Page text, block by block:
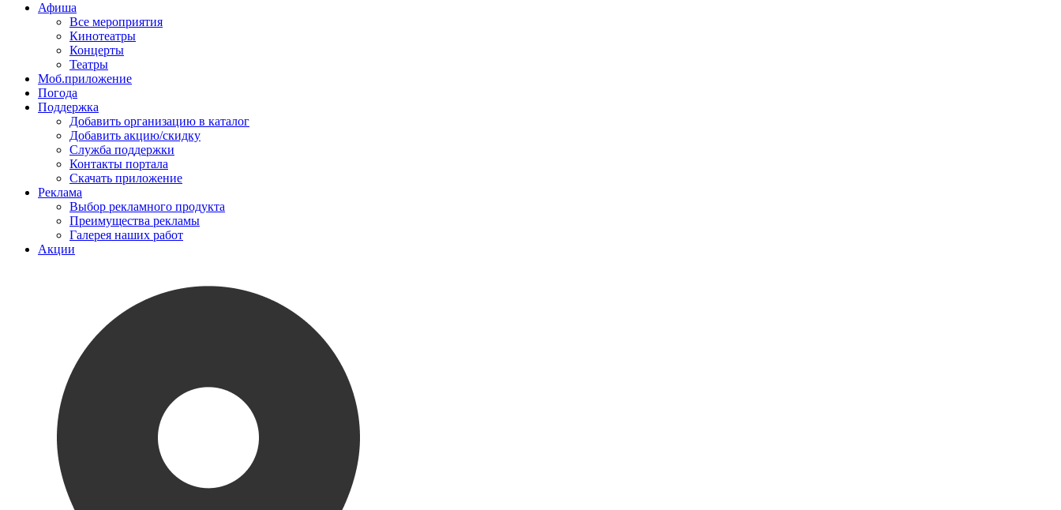
Афиша
Все мероприятия
Кинотеатры
Концерты
Театры
Моб.приложение
Погода
Поддержка
Добавить организацию в каталог
Добавить акцию/скидку
Служба поддержки
Контакты портала
Скачать приложение
Реклама
Выбор рекламного продукта
Преимущества рекламы
Галерея наших работ
Акции